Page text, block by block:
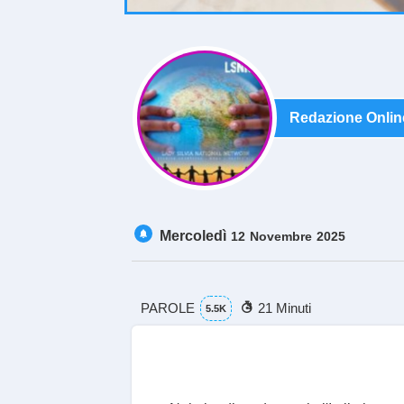
Redazione
Mercoledì 12 Novembre 2025
PAROLE 5.5K 21 Minuti